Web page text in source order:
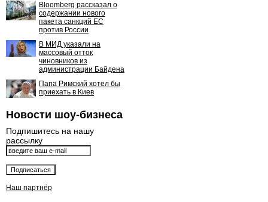
Bloomberg рассказал о
содержании нового
пакета санкций ЕС
против России
В МИД указали на
массовый отток
чиновников из
администрации Байдена
Папа Римский хотел бы
приехать в Киев
Новости шоу-бизнеса
Подпишитесь на нашу
рассылку
Наш партнёр